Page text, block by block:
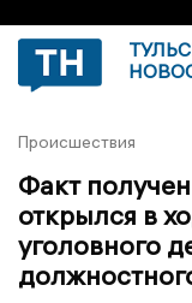
Происшествия
Факт
открылся в
уголовного